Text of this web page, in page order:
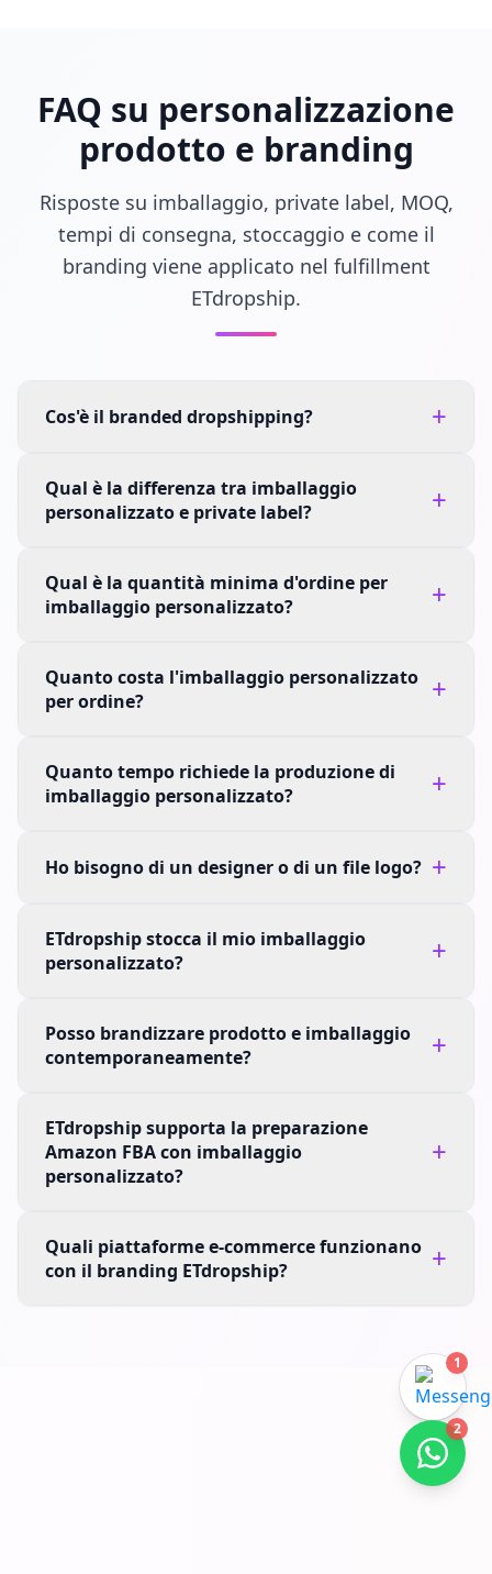
FAQ su personalizzazione
prodotto e branding
Risposte su imballaggio, private label, MOQ,
tempi di consegna, stoccaggio e come il
branding viene applicato nel fulfillment
ETdropship.
Cos'è il branded dropshipping? +
Qual è la differenza tra imballaggio
personalizzato e private label?
+
Qual è la quantità minima d'ordine per
imballaggio personalizzato?
+
Quanto costa l'imballaggio personalizzato
per ordine?
+
Quanto tempo richiede la produzione di
imballaggio personalizzato?
+
Ho bisogno di un designer o di un file logo? +
ETdropship stocca il mio imballaggio
personalizzato?
+
Posso brandizzare prodotto e imballaggio
contemporaneamente?
+
ETdropship supporta la preparazione
Amazon FBA con imballaggio
personalizzato?
+
Quali piattaforme e-commerce funzionano
con il branding ETdropship?
+
1
2